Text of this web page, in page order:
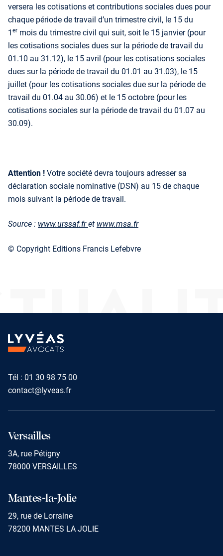
versera les cotisations et contributions sociales dues pour
chaque période de travail d’un trimestre civil, le 15 du
1 er mois du trimestre civil qui suit, soit le 15 janvier (pour
les cotisations sociales dues sur la période de travail du
01.10 au 31.12), le 15 avril (pour les cotisations sociales
dues sur la période de travail du 01.01 au 31.03), le 15
juillet (pour les cotisations sociales due sur la période de
travail du 01.04 au 30.06) et le 15 octobre (pour les
cotisations sociales sur la période de travail du 01.07 au
30.09).
Attention ! Votre société devra toujours adresser sa
déclaration sociale nominative (DSN) au 15 de chaque
mois suivant la période de travail.
Source : www.urssaf.fret www.msa.fr
© Copyright Editions Francis Lefebvre
Tél : 01 30 98 75 00
contact@lyveas.fr
Versailles
3A, rue Pétigny
78000 VERSAILLES
Mantes-la-Jolie
29, rue de Lorraine
78200 MANTES LA JOLIE